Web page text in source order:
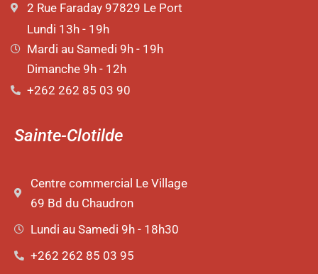
2 Rue Faraday 97829 Le Port
Lundi 13h - 19h
Mardi au Samedi 9h - 19h
Dimanche 9h - 12h
+262 262 85 03 90
Sainte-Clotilde
Centre commercial Le Village
69 Bd du Chaudron
Lundi au Samedi 9h - 18h30
+262 262 85 03 95